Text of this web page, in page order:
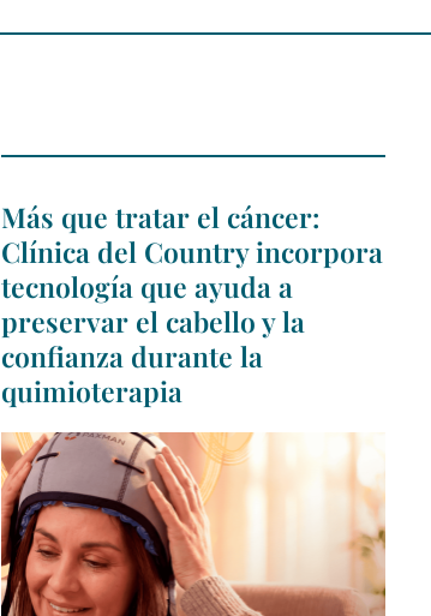
Más que tratar el cáncer:
Clínica del Country incorpora
tecnología que ayuda a
preservar el cabello y la
confianza durante la
quimioterapia